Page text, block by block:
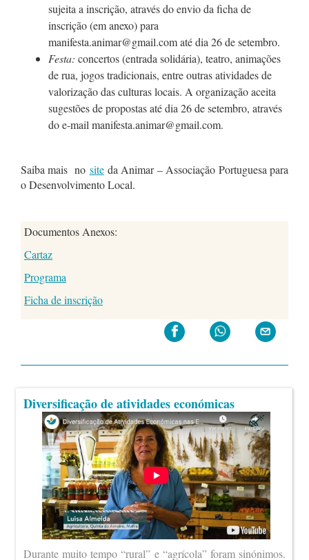
sujeita a inscrição, através do envio da ficha de
inscrição (em anexo) para
manifesta.animar@gmail.com até dia 26 de setembro.
Festa: concertos (entrada solidária), teatro, animações
de rua, jogos tradicionais, entre outras atividades de
valorização das culturas locais. A organização aceita
sugestões de propostas até dia 26 de setembro, através
do e-mail manifesta.animar@gmail.com.
Saiba mais no site da Animar – Associação Portuguesa para
o Desenvolvimento Local.
Documentos Anexos:
Cartaz
Programa
Ficha de inscrição
Diversificação de atividades económicas
Durante muito tempo “rural” e “agrícola” foram sinónimos.